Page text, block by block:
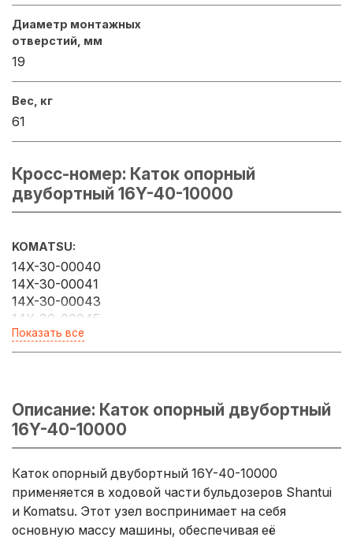
Диаметр монтажных
отверстий, мм
19
Вес, кг
61
Кросс-номер: Каток опорный
двубортный 16Y-40-10000
KOMATSU:
14X-30-00040
14X-30-00041
14X-30-00043
14X-30-00045
14X-30-00090
14X-30-00091
14X-30-00095
14X-30-00096
14X-30-00097
14X-30-00135
14X-30-00136
14X-30-01030
14X-30-14200
Показать все
Описание: Каток опорный двубортный
16Y-40-10000
Каток опорный двубортный 16Y-40-10000
применяется в ходовой части бульдозеров Shantui
и Komatsu. Этот узел воспринимает на себя
основную массу машины, обеспечивая её